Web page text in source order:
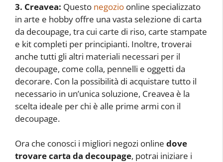
3. Creavea: Questo negozio online specializzato
in arte e hobby offre una vasta selezione di carta
da decoupage, tra cui carte di riso, carte stampate
e kit completi per principianti. Inoltre, troverai
anche tutti gli altri materiali necessari per il
decoupage, come colla, pennelli e oggetti da
decorare. Con la possibilità di acquistare tutto il
necessario in un’unica soluzione, Creavea è la
scelta ideale per chi è alle prime armi con il
decoupage.
Ora che conosci i migliori negozi online dove
trovare carta da decoupage, potrai iniziare i